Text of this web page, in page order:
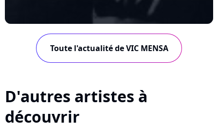
Toute l'actualité de VIC MENSA
D'autres artistes à
découvrir